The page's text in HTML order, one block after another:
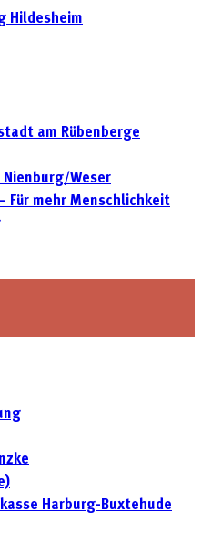
Hildesheim
am Rübenberge
Weser
Für mehr Menschlichkeit
Harburg-Buxtehude